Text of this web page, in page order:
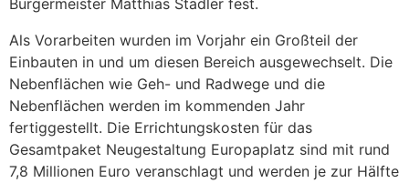
Bürgermeister Matthias Stadler fest.
Als Vorarbeiten wurden im Vorjahr ein Großteil der
Einbauten in und um diesen Bereich ausgewechselt. Die
Nebenflächen wie Geh- und Radwege und die
Nebenflächen werden im kommenden Jahr
fertiggestellt. Die Errichtungskosten für das
Gesamtpaket Neugestaltung Europaplatz sind mit rund
7,8 Millionen Euro veranschlagt und werden je zur Hälfte